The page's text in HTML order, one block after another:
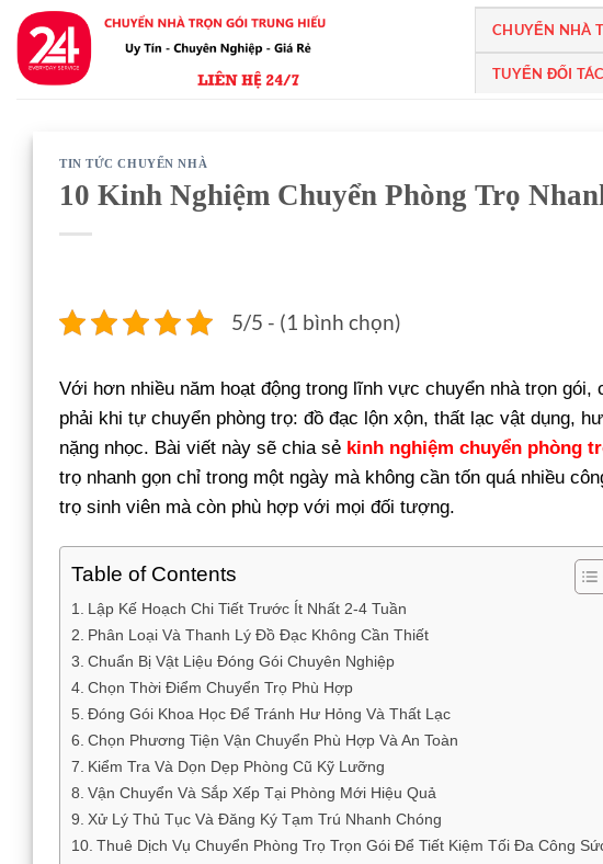
qua
nội
CHUYỂN NHÀ
TUYỂN ĐỐI
TIN TỨC CHUYỂN NHÀ
10 Kinh Nghiệm Chuyển Phòng Trọ
5/5 - (1 bình chọn)
Với hơn nhiều năm hoạt động trong lĩnh vực chuyển nhà trọn
phải khi tự chuyển phòng trọ: đồ đạc lộn xộn, thất lạc vật dụng,
nặng nhọc. Bài viết này sẽ chia sẻ kinh nghiệm chuyển phòng
trọ nhanh gọn chỉ trong một ngày mà không cần tốn quá nhiều
trọ sinh viên mà còn phù hợp với mọi đối tượng.
Table of Contents
Lập Kế Hoạch Chi Tiết Trước Ít Nhất 2-4 Tuần
Phân Loại Và Thanh Lý Đồ Đạc Không Cần Thiết
Chuẩn Bị Vật Liệu Đóng Gói Chuyên Nghiệp
Chọn Thời Điểm Chuyển Trọ Phù Hợp
Đóng Gói Khoa Học Để Tránh Hư Hỏng Và Thất Lạc
Chọn Phương Tiện Vận Chuyển Phù Hợp Và An Toàn
Kiểm Tra Và Dọn Dẹp Phòng Cũ Kỹ Lưỡng
Vận Chuyển Và Sắp Xếp Tại Phòng Mới Hiệu Quả
Xử Lý Thủ Tục Và Đăng Ký Tạm Trú Nhanh Chóng
Thuê Dịch Vụ Chuyển Phòng Trọ Trọn Gói Để Tiết Kiệm Tối Đa Công